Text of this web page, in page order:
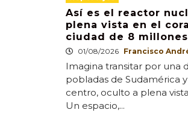
Así es el reactor
plena vista en el
ciudad de 8
01/08/2026 Francisco
Imagina transitar por una
pobladas de Sudamérica
centro, oculto a plena
Un espacio,...